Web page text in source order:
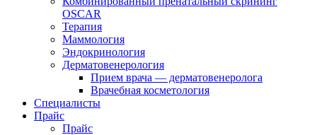
OSCAR
Терапия
Маммология
Эндокринология
Дерматовенерология
Прием врача — дерматовенеролога
Врачебная косметология
Специалисты
Прайс
Прайс